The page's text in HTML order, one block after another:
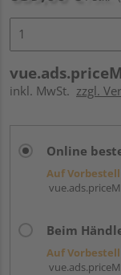
inkl. MwSt. zzgl.
Online
Auf
Beim
Auf